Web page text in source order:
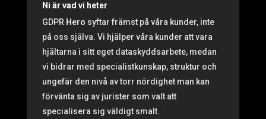
Ni är vad vi heter
GDPR Hero syftar främst på våra kunder, inte
på oss själva. Vi hjälper våra kunder att vara
hjältarna i sitt eget dataskyddsarbete, medan
vi bidrar med specialistkunskap, struktur och
ungefär den nivå av torr nördighet man kan
förvänta sig av jurister som valt att
specialisera sig väldigt smalt.